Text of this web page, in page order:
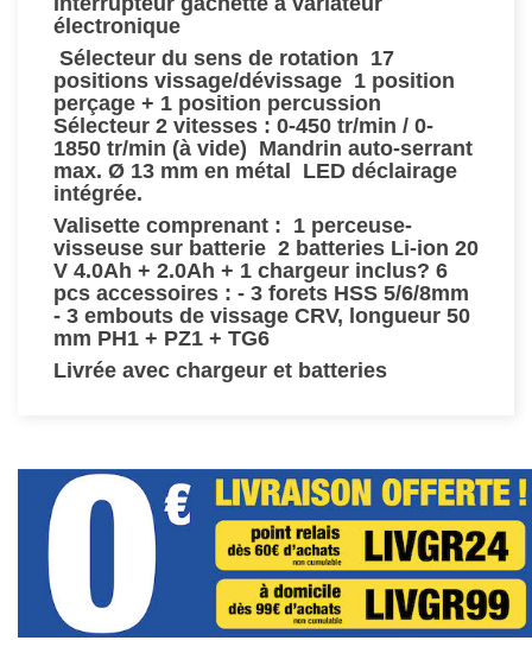
électronique
 Sélecteur du sens de rotation  17
positions vissage/dévissage  1 position
perçage + 1 position percussion 
Sélecteur 2 vitesses : 0-450 tr/min / 0-
1850 tr/min (à vide)  Mandrin auto-serrant
max. Ø 13 mm en métal  LED déclairage
intégrée.
Valisette comprenant :  1 perceuse-
visseuse sur batterie  2 batteries Li-ion 20
V 4.0Ah + 2.0Ah + 1 chargeur inclus? 6
pcs accessoires : - 3 forets HSS 5/6/8mm
- 3 embouts de vissage CRV, longueur 50
mm PH1 + PZ1 + TG6 
Livrée avec chargeur et batteries